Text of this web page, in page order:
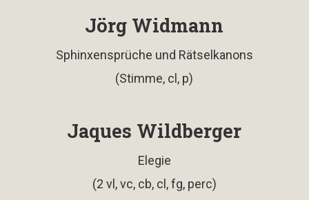
Jörg Widmann
Sphinxensprüche und Rätselkanons
(Stimme, cl, p)
Jaques Wildberger
Elegie
(2 vl, vc, cb, cl, fg, perc)